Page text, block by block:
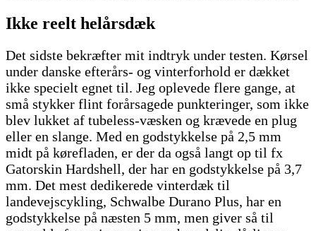
Ikke reelt helårsdæk
Det sidste bekræfter mit indtryk under testen. Kørsel
under danske efterårs- og vinterforhold er dækket
ikke specielt egnet til. Jeg oplevede flere gange, at
små stykker flint forårsagede punkteringer, som ikke
blev lukket af tubeless-væsken og krævede en plug
eller en slange. Med en godstykkelse på 2,5 mm
midt på kørefladen, er der da også langt op til fx
Gatorskin Hardshell, der har en godstykkelse på 3,7
mm. Det mest dedikerede vinterdæk til
landevejscykling, Schwalbe Durano Plus, har en
godstykkelse på næsten 5 mm, men giver så til